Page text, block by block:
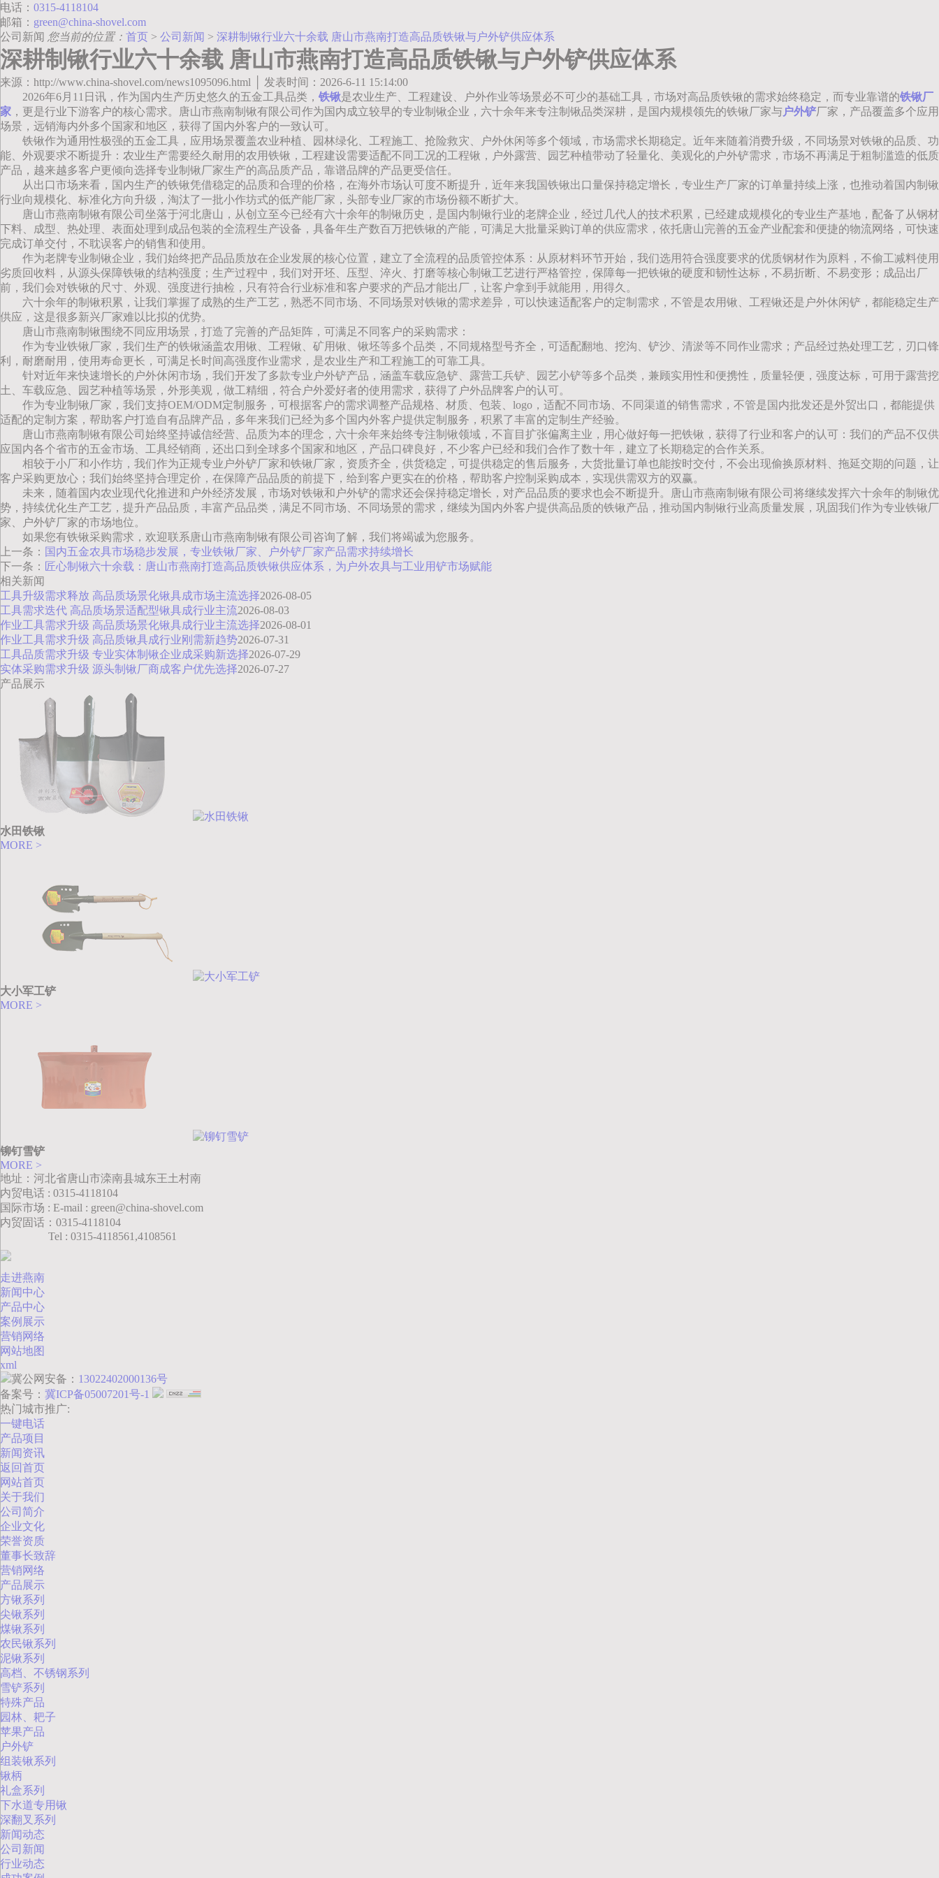
电话： 0315-4118104
邮箱： green@china-shovel.com
公司新闻 您当前的位置： 首页 > 公司新闻 > 深耕制锹行业六十余载 唐山市燕南打造高品质铁锹与户外铲供应体系
深耕制锹行业六十余载 唐山市燕南打造高品质铁锹与户外铲供应体系
来源：http://www.china-shovel.com/news1095096.html │ 发表时间：2026-6-11 15:14:00
2026年6月11日讯，作为国内生产历史悠久的五金工具品类， 铁锹是农业生产、工程建设、户外作业等场景必不可少的基础工具，市场对高品质铁锹的需求始终稳定，而专业靠谱的铁锹厂
家 ，更是行业下游客户的核心需求。唐山市燕南制锹有限公司作为国内成立较早的专业制锹企业，六十余年来专注制锹品类深耕，是国内规模领先的铁锹厂家与 户外铲厂家，产品覆盖多个应用
场景，远销海内外多个国家和地区，获得了国内外客户的一致认可。
铁锹作为通用性极强的五金工具，应用场景覆盖农业种植、园林绿化、工程施工、抢险救灾、户外休闲等多个领域，市场需求长期稳定。近年来随着消费升级，不同场景对铁锹的品质、功
能、外观要求不断提升：农业生产需要经久耐用的农用铁锹，工程建设需要适配不同工况的工程锹，户外露营、园艺种植带动了轻量化、美观化的户外铲需求，市场不再满足于粗制滥造的低质
产品，越来越多客户更倾向选择专业制锹厂家生产的高品质产品，靠谱品牌的产品更受信任。
从出口市场来看，国内生产的铁锹凭借稳定的品质和合理的价格，在海外市场认可度不断提升，近年来我国铁锹出口量保持稳定增长，专业生产厂家的订单量持续上涨，也推动着国内制锹
行业向规模化、标准化方向升级，淘汰了一批小作坊式的低产能厂家，头部专业厂家的市场份额不断扩大。
唐山市燕南制锹有限公司坐落于河北唐山，从创立至今已经有六十余年的制锹历史，是国内制锹行业的老牌企业，经过几代人的技术积累，已经建成规模化的专业生产基地，配备了从钢材
下料、成型、热处理、表面处理到成品包装的全流程生产设备，具备年生产数百万把铁锹的产能，可满足大批量采购订单的供应需求，依托唐山完善的五金产业配套和便捷的物流网络，可快速
完成订单交付，不耽误客户的销售和使用。
作为老牌专业制锹企业，我们始终把产品品质放在企业发展的核心位置，建立了全流程的品质管控体系：从原材料环节开始，我们选用符合强度要求的优质钢材作为原料，不偷工减料使用
劣质回收料，从源头保障铁锹的结构强度；生产过程中，我们对开坯、压型、淬火、打磨等核心制锹工艺进行严格管控，保障每一把铁锹的硬度和韧性达标，不易折断、不易变形；成品出厂
前，我们会对铁锹的尺寸、外观、强度进行抽检，只有符合行业标准和客户要求的产品才能出厂，让客户拿到手就能用，用得久。
六十余年的制锹积累，让我们掌握了成熟的生产工艺，熟悉不同市场、不同场景对铁锹的需求差异，可以快速适配客户的定制需求，不管是农用锹、工程锹还是户外休闲铲，都能稳定生产
供应，这是很多新兴厂家难以比拟的优势。
唐山市燕南制锹围绕不同应用场景，打造了完善的产品矩阵，可满足不同客户的采购需求：
作为专业铁锹厂家，我们生产的铁锹涵盖农用锹、工程锹、矿用锹、锹坯等多个品类，不同规格型号齐全，可适配翻地、挖沟、铲沙、清淤等不同作业需求；产品经过热处理工艺，刃口锋
利，耐磨耐用，使用寿命更长，可满足长时间高强度作业需求，是农业生产和工程施工的可靠工具。
针对近年来快速增长的户外休闲市场，我们开发了多款专业户外铲产品，涵盖车载应急铲、露营工兵铲、园艺小铲等多个品类，兼顾实用性和便携性，质量轻便，强度达标，可用于露营挖
土、车载应急、园艺种植等场景，外形美观，做工精细，符合户外爱好者的使用需求，获得了户外品牌客户的认可。
作为专业制锹厂家，我们支持OEM/ODM定制服务，可根据客户的需求调整产品规格、材质、包装、logo，适配不同市场、不同渠道的销售需求，不管是国内批发还是外贸出口，都能提供
适配的定制方案，帮助客户打造自有品牌产品，多年来我们已经为多个国内外客户提供定制服务，积累了丰富的定制生产经验。
唐山市燕南制锹有限公司始终坚持诚信经营、品质为本的理念，六十余年来始终专注制锹领域，不盲目扩张偏离主业，用心做好每一把铁锹，获得了行业和客户的认可：我们的产品不仅供
应国内各个省市的五金市场、工具经销商，还出口到全球多个国家和地区，产品口碑良好，不少客户已经和我们合作了数十年，建立了长期稳定的合作关系。
相较于小厂和小作坊，我们作为正规专业户外铲厂家和铁锹厂家，资质齐全，供货稳定，可提供稳定的售后服务，大货批量订单也能按时交付，不会出现偷换原材料、拖延交期的问题，让
客户采购更放心；我们始终坚持合理定价，在保障产品品质的前提下，给到客户更实在的价格，帮助客户控制采购成本，实现供需双方的双赢。
未来，随着国内农业现代化推进和户外经济发展，市场对铁锹和户外铲的需求还会保持稳定增长，对产品品质的要求也会不断提升。唐山市燕南制锹有限公司将继续发挥六十余年的制锹优
势，持续优化生产工艺，提升产品品质，丰富产品品类，满足不同市场、不同场景的需求，继续为国内外客户提供高品质的铁锹产品，推动国内制锹行业高质量发展，巩固我们作为专业铁锹厂
家、户外铲厂家的市场地位。
如果您有铁锹采购需求，欢迎联系唐山市燕南制锹有限公司咨询了解，我们将竭诚为您服务。
上一条： 国内五金农具市场稳步发展，专业铁锹厂家、户外铲厂家产品需求持续增长
下一条： 匠心制锹六十余载：唐山市燕南打造高品质铁锹供应体系，为户外农具与工业用铲市场赋能
相关新闻
工具升级需求释放 高品质场景化锹具成市场主流选择2026-08-05
工具需求迭代 高品质场景适配型锹具成行业主流2026-08-03
作业工具需求升级 高品质场景化锹具成行业主流选择2026-08-01
作业工具需求升级 高品质锹具成行业刚需新趋势2026-07-31
工具品质需求升级 专业实体制锹企业成采购新选择2026-07-29
实体采购需求升级 源头制锹厂商成客户优先选择2026-07-27
产品展示
水田铁锹
MORE >
大小军工铲
MORE >
铆钉雪铲
MORE >
地址：河北省唐山市滦南县城东王土村南
内贸电话 : 0315-4118104
国际市场 : E-mail : green@china-shovel.com
内贸固话：0315-4118104
Tel : 0315-4118561,4108561
走进燕南
新闻中心
产品中心
案例展示
营销网络
网站地图
xml
冀公网安备： 13022402000136号
备案号： 冀ICP备05007201号-1
热门城市推广:
一键电话
产品项目
新闻资讯
返回首页
网站首页
关于我们
公司简介
企业文化
荣誉资质
董事长致辞
营销网络
产品展示
方锹系列
尖锹系列
煤锹系列
农民锹系列
泥锹系列
高档、不锈钢系列
雪铲系列
特殊产品
园林、耙子
苹果产品
户外铲
组装锹系列
锹柄
礼盒系列
下水道专用锹
深翻叉系列
新闻动态
公司新闻
行业动态